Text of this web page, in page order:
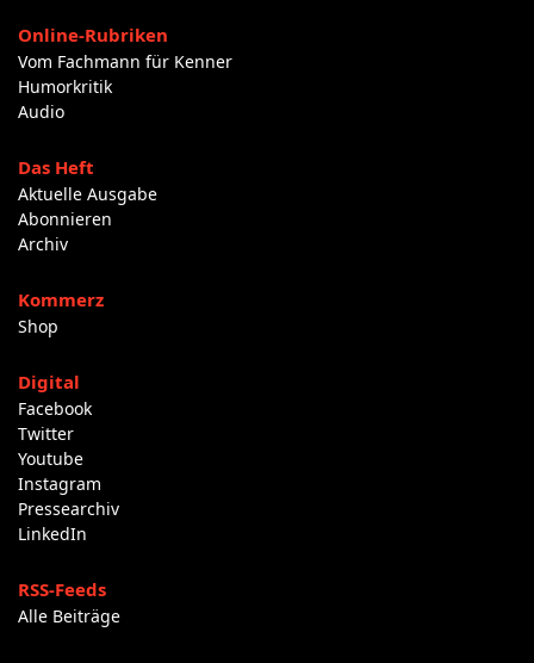
Online-Rubriken
Vom Fachmann für Kenner
Humorkritik
Audio
Das Heft
Aktuelle Ausgabe
Abonnieren
Archiv
Kommerz
Shop
Digital
Facebook
Twitter
Youtube
Instagram
Pressearchiv
LinkedIn
RSS-Feeds
Alle Beiträge